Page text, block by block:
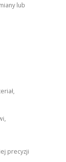
lub
precyzji